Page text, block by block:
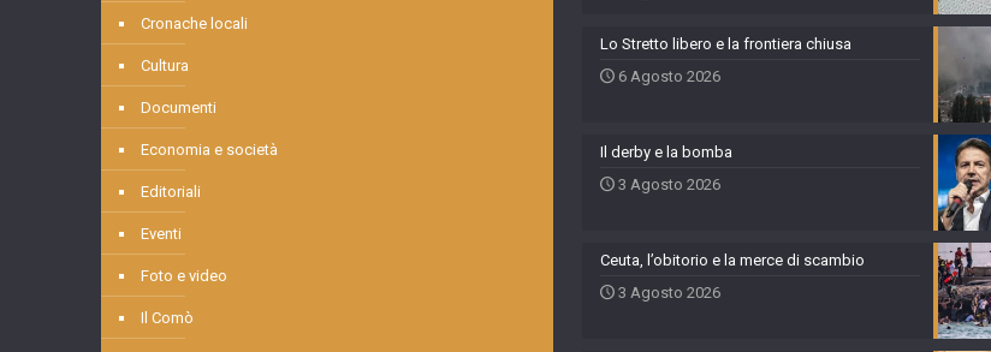
Cronache locali
Cultura
Documenti
Economia e società
Editoriali
Eventi
Foto e video
Il Comò
Lo Stretto libero e la frontiera chiusa
6 Agosto 2026
Il derby e la bomba
3 Agosto 2026
Ceuta, l’obitorio e la merce di scambio
3 Agosto 2026